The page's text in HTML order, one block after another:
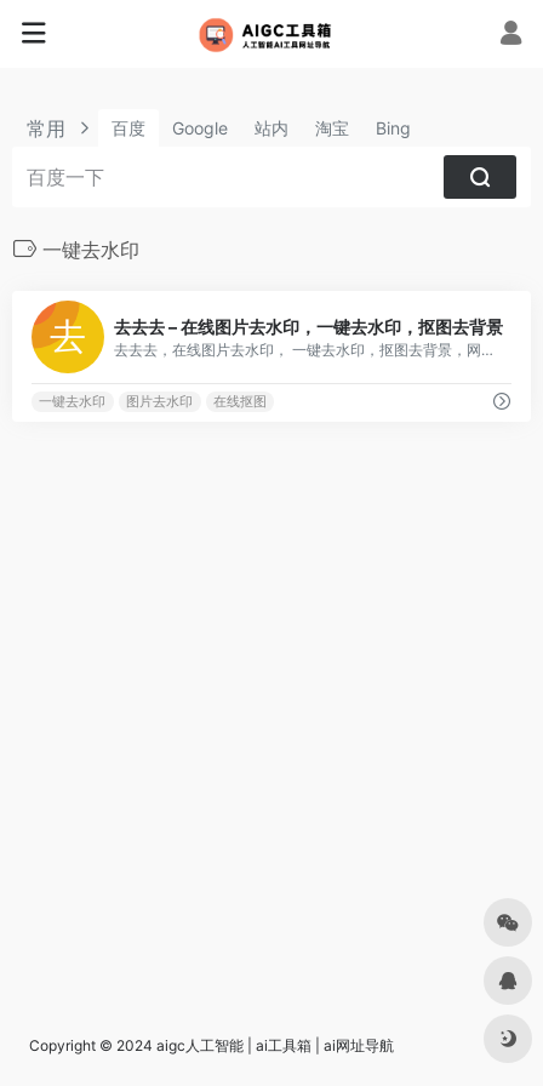
常用 百度 Google 站内 淘宝 Bing
一键去水印
去去去 – 在线图片去水印，一键去水印，抠图去背景
去去去，在线图片去水印， 一键去水印，抠图去背景，网站以其高效、便捷的服务，满足了用户去除水印的需求，无论是个人用户还是企业用户，都能在这里找到满意的解决方案
一键去水印 图片去水印 在线抠图
Copyright © 2024 aigc人工智能 ai工具箱 ai网址导航